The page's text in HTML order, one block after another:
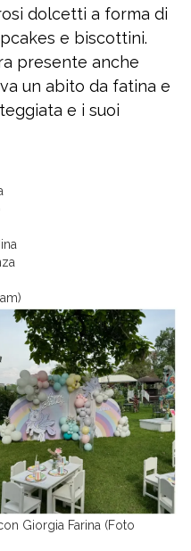
dolcetti a forma di
e biscottini.
presente anche
un abito da fatina e
e i suoi
Giorgia Farina (Foto